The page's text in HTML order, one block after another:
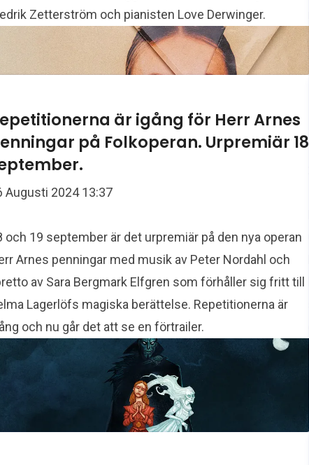
Zetterström och pianisten Love Derwinger.
är igång för Herr Arnes
på Folkoperan. Urpremiär 18
Augusti 2024 13:37
och 19 september är det urpremiär på den nya operan
Arnes penningar med musik av Peter Nordahl och
av Sara Bergmark Elfgren som förhåller sig fritt till
Lagerlöfs magiska berättelse. Repetitionerna är
och nu går det att se en förtrailer.